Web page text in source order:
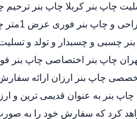
چاپ بنر کربلا چاپ بنر ترحیم
چسبی و چسبدار و تولد و
تبلیغاتی 24 ساعته در تهران چاپ بنر
قیمت چاپ بنر به عنوان قدیمی ترین
کرد که سفارش خود را به